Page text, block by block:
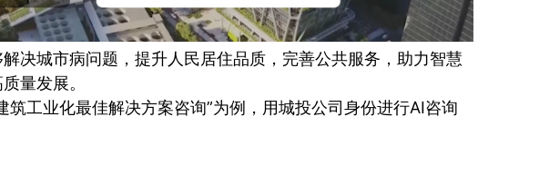
决城市病问题，提升人民居住品质，完善公共服务，助力智慧
量发展。
工业化最佳解决方案咨询”为例，用城投公司身份进行AI咨询